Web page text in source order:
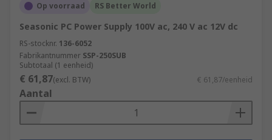
Op voorraad RS Better World
Seasonic PC Power Supply 100V ac, 240 V ac 12V dc
RS-stocknr. 136-6052
Fabrikantnummer SSP-250SUB
Subtotaal (1 eenheid)
€ 61,87(excl. BTW) € 61,87/eenheid
Aantal